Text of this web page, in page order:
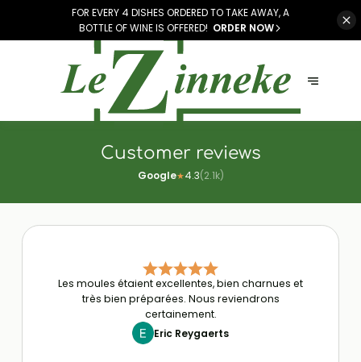
FOR EVERY 4 DISHES ORDERED TO TAKE AWAY, A
BOTTLE OF WINE IS OFFERED! ORDER NOW
Customer reviews
Google★4.3(2.1k)
Les moules étaient excellentes, bien charnues et
très bien préparées. Nous reviendrons
certainement.
Eric Reygaerts